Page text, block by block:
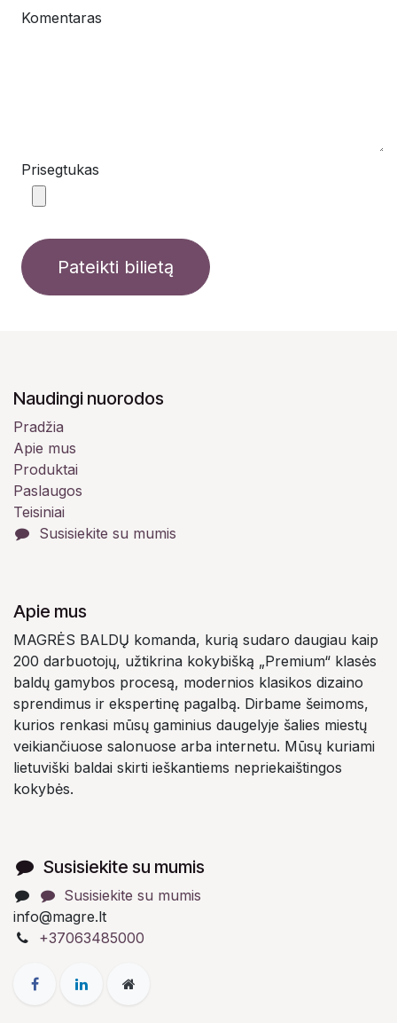
Komentaras
Prisegtukas
Pateikti bilietą
Naudingi nuorodos
Pradžia
Apie mus
Produktai
Paslaugos
Teisiniai
Susisiekite su mumis
Apie mus
MAGRĖS BALDŲ komanda, kurią sudaro daugiau kaip
200 darbuotojų, užtikrina kokybišką „Premium“ klasės
baldų gamybos procesą, modernios klasikos dizaino
sprendimus ir ekspertinę pagalbą. Dirbame šeimoms,
kurios renkasi mūsų gaminius daugelyje šalies miestų
veikiančiuose salonuose arba internetu. Mūsų kuriami
lietuviški baldai skirti ieškantiems nepriekaištingos
kokybės.
Susisiekite su mumis
Susisiekite su mumis
info@magre.lt
+37063485000